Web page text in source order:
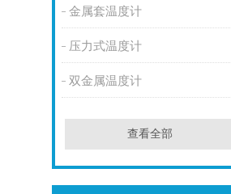
金属套温度计
压力式温度计
双金属温度计
查看全部